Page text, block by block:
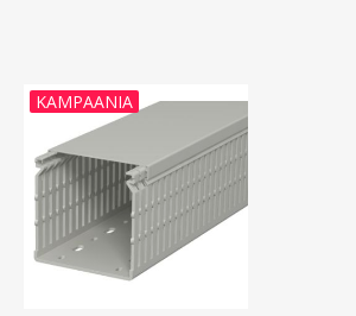
KAMPAANIA